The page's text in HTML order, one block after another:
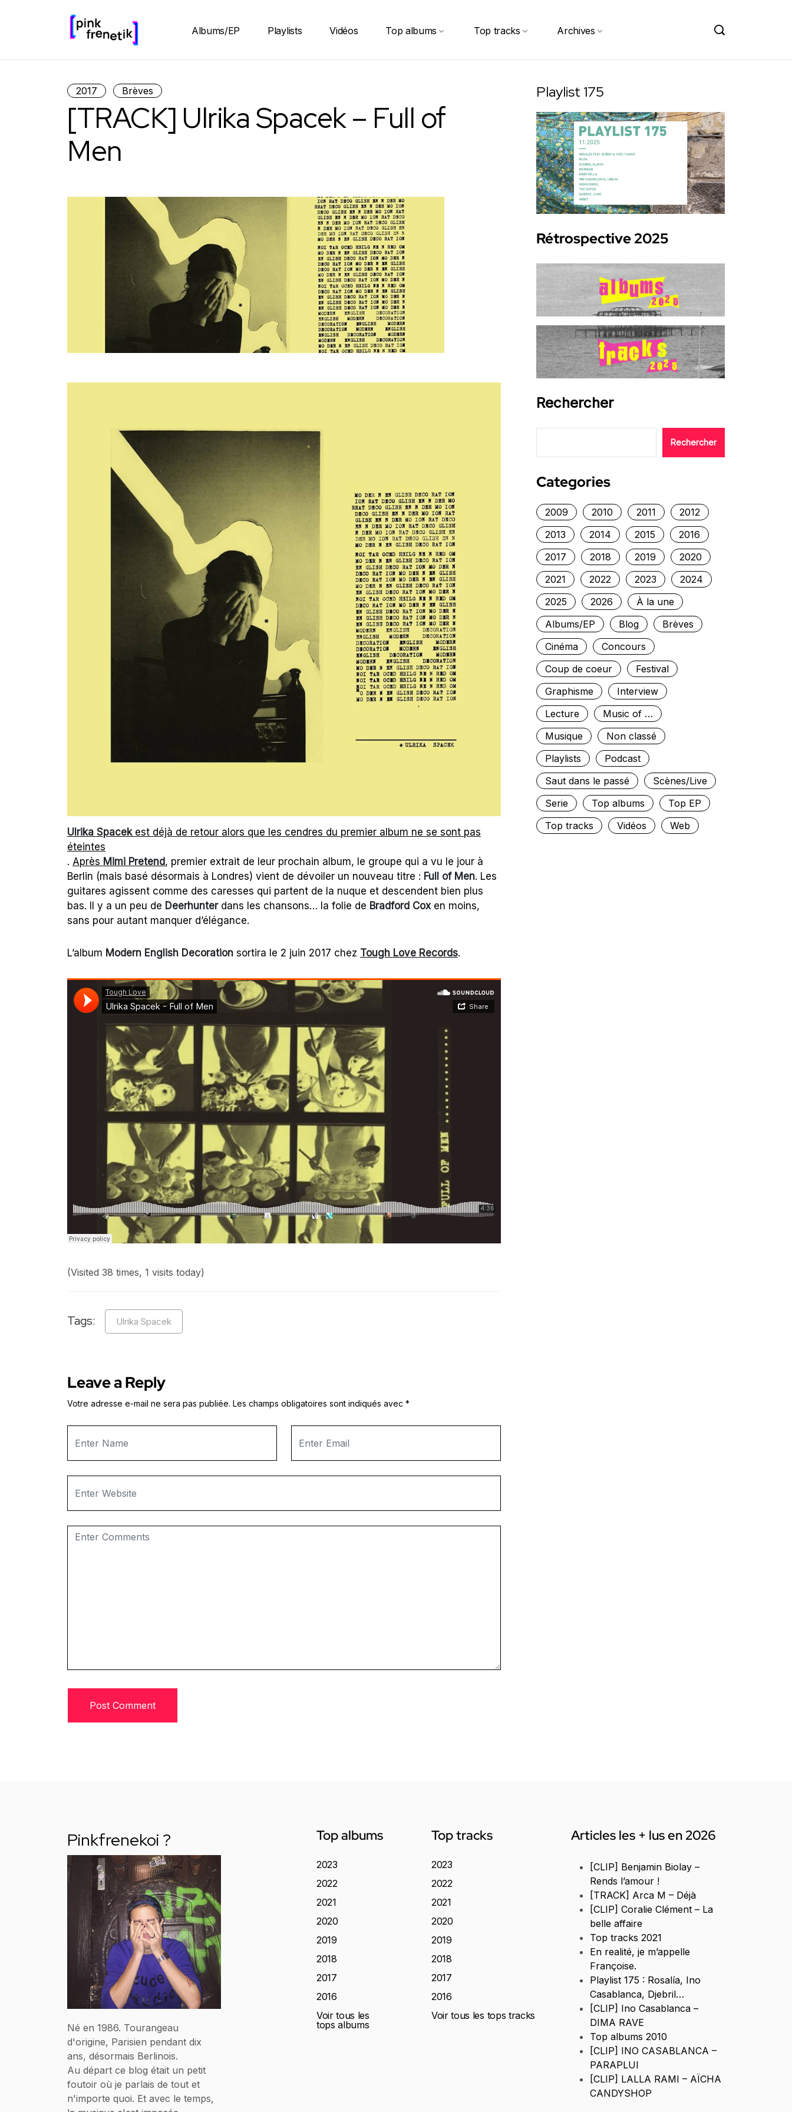
Albums/EP Playlists Vidéos Top albums Top tracks Archives
2017 Brèves
[TRACK] Ulrika Spacek – Full of
Men
Ulrika Spacekest déjà de retour alors que les cendres du premier album ne se sont pas
éteintes
. Après Mimi Pretend, premier extrait de leur prochain album, le groupe qui a vu le jour à
Berlin (mais basé désormais à Londres) vient de dévoiler un nouveau titre : Full of Men. Les
guitares agissent comme des caresses qui partent de la nuque et descendent bien plus
bas. Il y a un peu de Deerhunterdans les chansons… la folie de Bradford Coxen moins,
sans pour autant manquer d’élégance.
L’album Modern English Decoration sortira le 2 juin 2017 chez Tough Love Records.
(Visited 38 times, 1 visits today)
Tags: Ulrika Spacek
Leave a Reply
Votre adresse e-mail ne sera pas publiée. Les champs obligatoires sont indiqués avec *
Playlist 175
Rétrospective 2025
Rechercher
Rechercher
Categories
2009 2010 2011
2012
2013
2014 2015
2016
2017
2018 2019
2020
2021
2022 2023
2024
2025
2026
À la une
Albums/EP
Blog
Brèves
Cinéma
Concours
Coup de coeur
Festival
Graphisme
Interview
Lecture
Music of …
Musique
Non classé
Playlists
Podcast
Saut dans le passé
Scènes/Live
Serie
Top albums
Top EP
Top tracks
Vidéos Web
Pinkfrenekoi ?
Né en 1986. Tourangeau
d'origine, Parisien pendant dix
ans, désormais Berlinois.
Au départ ce blog était un petit
foutoir où je parlais de tout et
n'importe quoi. Et avec le temps,
Top albums
2023
2022
2021
2020
2019
2018
2017
2016
Voir tous les
tops albums
Top tracks
2023
2022
2021
2020
2019
2018
2017
2016
Voir tous les tops tracks
Articles les + lus en 2026
[CLIP] Benjamin Biolay –
Rends l’amour !
[TRACK] Arca M – Déjà
[CLIP] Coralie Clément – La
belle affaire
Top tracks 2021
En realité, je m’appelle
Françoise.
Playlist 175 : Rosalía, Ino
Casablanca, Djebril…
[CLIP] Ino Casablanca –
DIMA RAVE
Top albums 2010
[CLIP] INO CASABLANCA –
PARAPLUI
[CLIP] LALLA RAMI – AÏCHA
CANDYSHOP